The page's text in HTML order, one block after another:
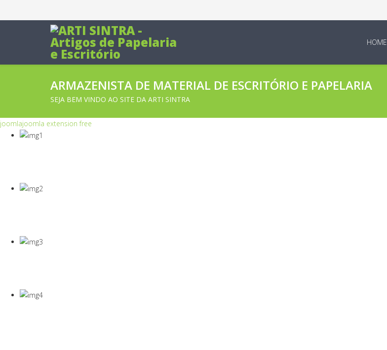
HOME
ARMAZENISTA DE MATERIAL DE ESCRITÓRIO E PAPELARIA
SEJA BEM VINDO AO SITE DA ARTI SINTRA
joomlajoomla extension free